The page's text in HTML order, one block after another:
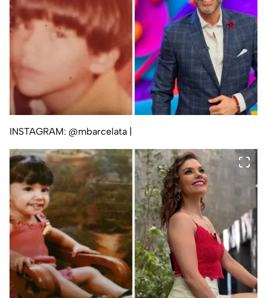
INSTAGRAM: @mbarcelata |